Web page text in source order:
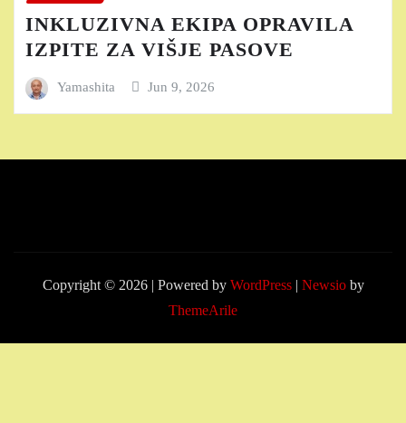
INKLUZIVNA EKIPA OPRAVILA
IZPITE ZA VIŠJE PASOVE
Yamashita Jun 9, 2026
Copyright © 2026 | Powered by WordPress | Newsioby
ThemeArile